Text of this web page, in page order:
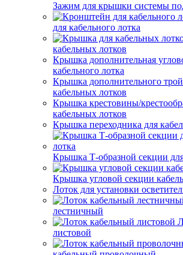
Зажим для крышки системы
для кабельного лотка
кабельных лотков
Крышка дополнительная
кабельного лотка
Крышка дополнительного
кабельных лотков
Крышка крестовины/
кабельных лотков
Крышка переходника для
Крышка Т-образной секции
Крышка угловой секции
Лоток для установки
лестничный
листовой